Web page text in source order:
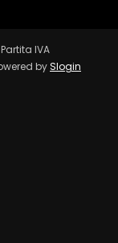
IVA
bySlogin